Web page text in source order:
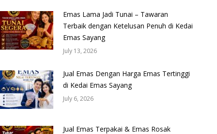
Emas Lama Jadi Tunai – Tawaran
Terbaik dengan Ketelusan Penuh di Kedai
Emas Sayang
July 13, 2026
Jual Emas Dengan Harga Emas Tertinggi
di Kedai Emas Sayang
July 6, 2026
Jual Emas Terpakai & Emas Rosak